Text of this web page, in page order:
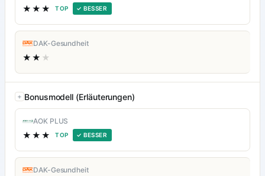
★★★ TOP ✓ BESSER
DAK-Gesundheit
★★ ★
Bonusmodell (Erläuterungen)
AOK PLUS
★★★ TOP ✓ BESSER
DAK-Gesundheit